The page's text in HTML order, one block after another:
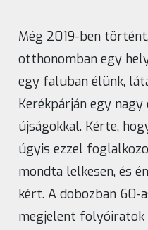
Még 2019-ben
otthonomban egy
egy faluban élünk,
Kerékpárján egy
újságokkal. Kérte,
úgyis ezzel
mondta lelkesen, és
kért. A dobozban 60-
megjelent folyóiratok